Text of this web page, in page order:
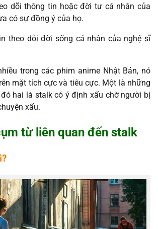
dõi thông tin hoặc đời tư cá nhân của
có sự đồng ý của họ.
theo dõi đời sống cá nhân của nghệ sĩ
trong các phim anime Nhật Bản, nó
mặt tích cực và tiêu cực. Một là những
hai là stalk có ý định xấu chờ người bị
xấu.
từ liên quan đến stalk